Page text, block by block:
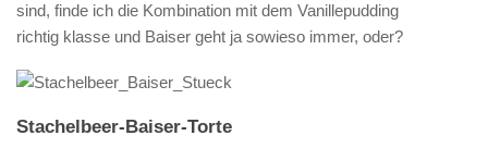
sind, finde ich die Kombination mit dem Vanillepudding
richtig klasse und Baiser geht ja sowieso immer, oder?
Stachelbeer-Baiser-Torte